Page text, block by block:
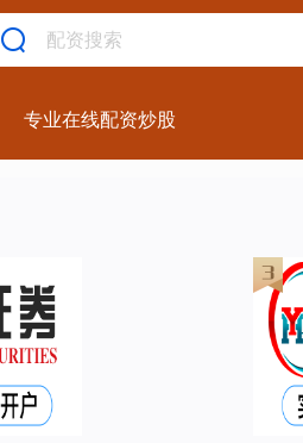
专业在线配资炒股